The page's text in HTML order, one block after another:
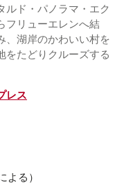
ルド・パノラマ・エク
フリューエレンへ結
、湖岸のかわいい村を
をたどりクルーズする
レス
よる）